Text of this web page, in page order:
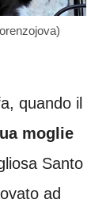
quando il
moglie
Santo
ad